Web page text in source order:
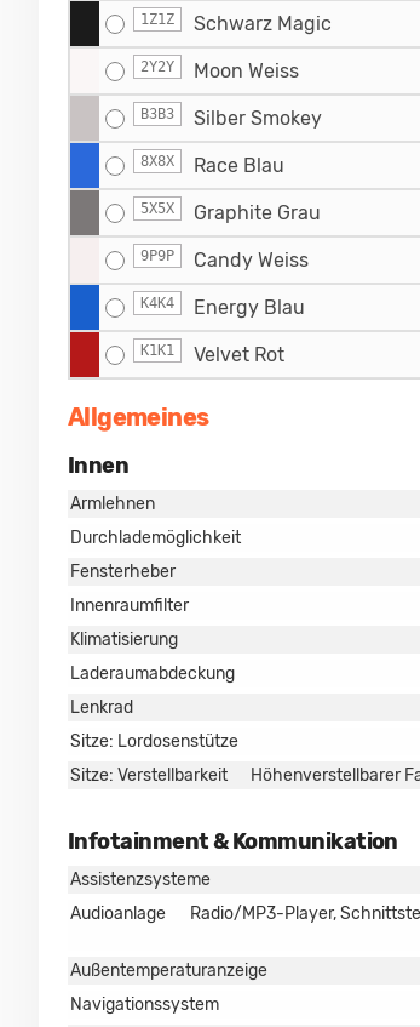
1Z1Z Schwarz Magic
2Y2Y Moon Weiss
B3B3 Silber Smokey
8X8X Race Blau
5X5X Graphite Grau
9P9P Candy Weiss
K4K4 Energy Blau
K1K1 Velvet Rot
Allgemeines
Innen
Armlehnen
Durchlademöglichkeit
Fensterheber
Innenraumfilter
Klimatisierung
Laderaumabdeckung
Lenkrad
Sitze: Lordosenstütze
Sitze: Verstellbarkeit
Höhenverstellbarer
Infotainment & Kommunikation
Assistenzsysteme
Audioanlage
Radio/MP3-Player,
Außentemperaturanzeige
Navigationssystem